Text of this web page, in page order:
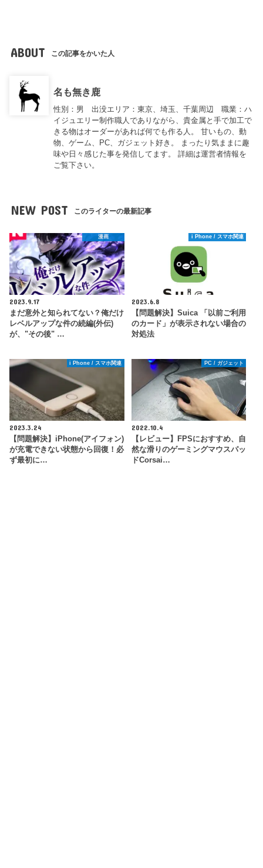
ABOUT この記事をかいた人
名も無き鹿
性別：男 出没エリア：東京、埼玉、千葉周辺 職業：ハ
イジュエリー制作職人でありながら、貴金属と手で加工で
きる物はオーダーがあれば何でも作る人。 甘いもの、動
物、ゲーム、PC、ガジェット好き。 まったり気ままに趣
味や日々感じた事を発信してます。 詳細は運営者情報を
ご覧下さい。
NEW POST このライターの最新記事
漫画
2023.9.17
まだ意外と知られてない？俺だけ
レベルアップな件の続編(外伝)
が、"その後" …
i Phone / スマホ関連
2023.6.8
【問題解決】Suica 「以前ご利用
のカード」が表示されない場合の
対処法
i Phone / スマホ関連
2023.3.24
【問題解決】iPhone(アイフォン)
が充電できない状態から回復！必
ず最初に…
PC / ガジェット
2022.10.4
【レビュー】FPSにおすすめ、自
然な滑りのゲーミングマウスパッ
ドCorsai…